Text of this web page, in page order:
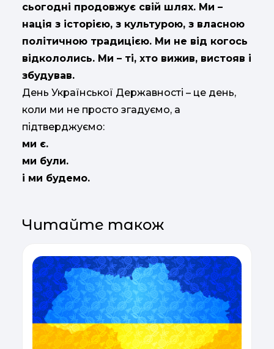
сьогодні продовжує свій шлях. Ми –
нація з історією, з культурою, з власною
політичною традицією. Ми не від когось
відкололись. Ми – ті, хто вижив, вистояв і
збудував.
День Української Державності – це день,
коли ми не просто згадуємо, а
підтверджуємо:
ми є.
ми були.
і ми будемо.
Читайте також